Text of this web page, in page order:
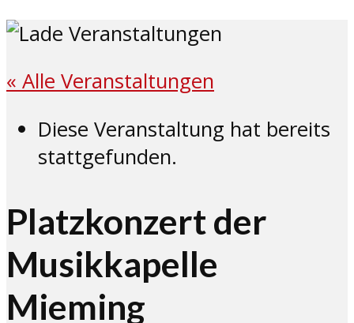
« Alle Veranstaltungen
Diese Veranstaltung hat bereits
stattgefunden.
Platzkonzert der
Musikkapelle
Mieming